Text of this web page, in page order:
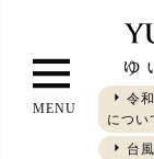
MENU
令
につい
台
やち